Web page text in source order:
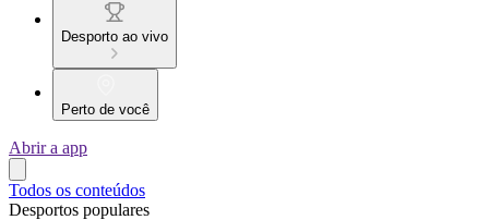
Desporto ao vivo
Perto de você
Abrir a app
Todos os conteúdos
Desportos populares